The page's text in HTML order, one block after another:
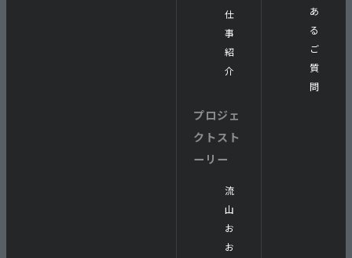
仕
事
紹
介
プロジェ
クトスト
ーリー
流
山
お
お
あ
る
ご
質
問